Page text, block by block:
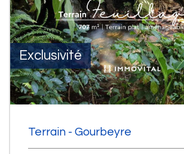
Exclusivité
Terrain - Gourbeyre